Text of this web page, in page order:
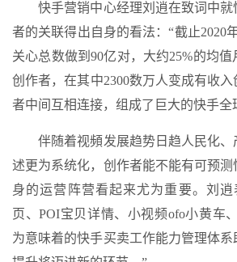
快手营销中心经理刘逍在致词中就
者的关联得出自身的看法：“截止2020
关心总数做到90亿对，大约25%的均
创作者，在其中2300数万人变成有收
者中间互相连接，组成了巨大的快手全
伴随着视頻发展趋势日趋人民化、
述更为系统化，创作者能不能有可预测
身的运营阵营看起来尤为重要。刘
页、POI宝贝详情、小视频ofo小黄车
为意味着的快手买卖工作能力管理体